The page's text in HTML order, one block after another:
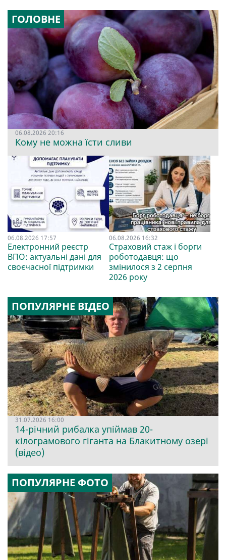
ГОЛОВНЕ
06.08.2026 20:16
Кому не можна їсти сливи
06.08.2026 17:57
Електронний реєстр
ВПО: актуальні дані для
своєчасної підтримки
06.08.2026 16:32
Страховий стаж і борги
роботодавця: що
змінилося з 2 серпня
2026 року
ПОПУЛЯРНЕ ВІДЕО
31.07.2026 16:00
14-річний рибалка упіймав 20-
кілограмового гіганта на Блакитному озері
(відео)
ПОПУЛЯРНЕ ФОТО